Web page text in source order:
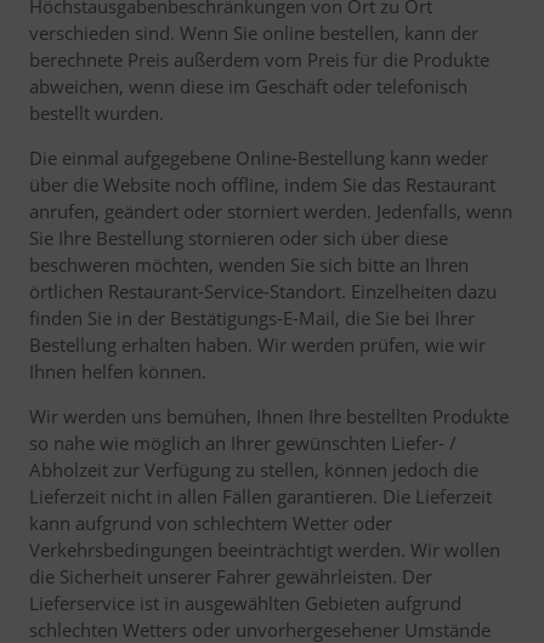
Höchstausgabenbeschränkungen von Ort zu Ort
verschieden sind. Wenn Sie online bestellen, kann der
berechnete Preis außerdem vom Preis für die Produkte
abweichen, wenn diese im Geschäft oder telefonisch
bestellt wurden.
Die einmal aufgegebene Online-Bestellung kann weder
über die Website noch offline, indem Sie das Restaurant
anrufen, geändert oder storniert werden. Jedenfalls, wenn
Sie Ihre Bestellung stornieren oder sich über diese
beschweren möchten, wenden Sie sich bitte an Ihren
örtlichen Restaurant-Service-Standort. Einzelheiten dazu
finden Sie in der Bestätigungs-E-Mail, die Sie bei Ihrer
Bestellung erhalten haben. Wir werden prüfen, wie wir
Ihnen helfen können.
Wir werden uns bemühen, Ihnen Ihre bestellten Produkte
so nahe wie möglich an Ihrer gewünschten Liefer- /
Abholzeit zur Verfügung zu stellen, können jedoch die
Lieferzeit nicht in allen Fällen garantieren. Die Lieferzeit
kann aufgrund von schlechtem Wetter oder
Verkehrsbedingungen beeinträchtigt werden. Wir wollen
die Sicherheit unserer Fahrer gewährleisten. Der
Lieferservice ist in ausgewählten Gebieten aufgrund
schlechten Wetters oder unvorhergesehener Umstände